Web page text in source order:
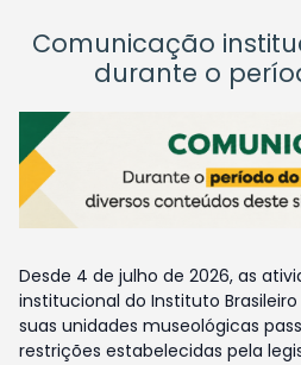
Comunicação
durante o
Desde 4 de julho de 2026, as
institucional do Instituto
suas unidades museológicas
restrições estabelecidas pela